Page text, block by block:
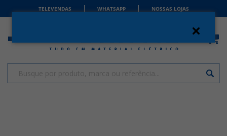
TELEVENDAS WHATSAPP NOSSAS LOJAS